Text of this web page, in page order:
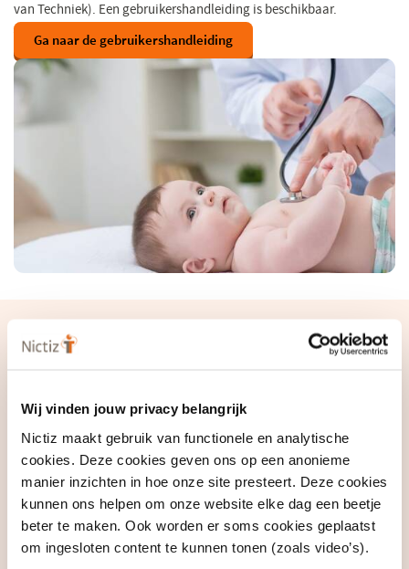
Wij vinden jouw privacy belangrijk
Nictiz maakt gebruik van functionele en analytische
cookies. Deze cookies geven ons op een anonieme
manier inzichten in hoe onze site presteert. Deze cookies
kunnen ons helpen om onze website elke dag een beetje
beter te maken. Ook worden er soms cookies geplaatst
om ingesloten content te kunnen tonen (zoals video’s).
van Techniek). Een gebruikershandleiding is beschikbaar.
Ga naar de gebruikershandleiding
Technische informatie